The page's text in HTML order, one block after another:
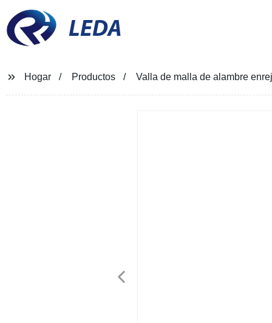
LEDA
Hogar Productos Valla de malla de alambre